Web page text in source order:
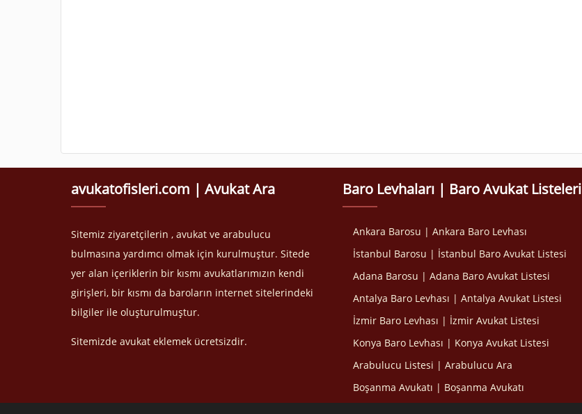
avukatofisleri.com | Avukat Ara
Sitemiz ziyaretçilerin , avukat ve arabulucu
bulmasına yardımcı olmak için kurulmuştur. Sitede
yer alan içeriklerin bir kısmı avukatlarımızın kendi
girişleri, bir kısmı da baroların internet sitelerindeki
bilgiler ile oluşturulmuştur.
Sitemizde avukat eklemek ücretsizdir.
Baro Levhaları | Baro Avukat Listeleri
Ankara Barosu | Ankara Baro Levhası
İstanbul Barosu | İstanbul Baro Avukat Listesi
Adana Barosu | Adana Baro Avukat Listesi
Antalya Baro Levhası | Antalya Avukat Listesi
İzmir Baro Levhası | İzmir Avukat Listesi
Konya Baro Levhası | Konya Avukat Listesi
Arabulucu Listesi | Arabulucu Ara
Boşanma Avukatı | Boşanma Avukatı